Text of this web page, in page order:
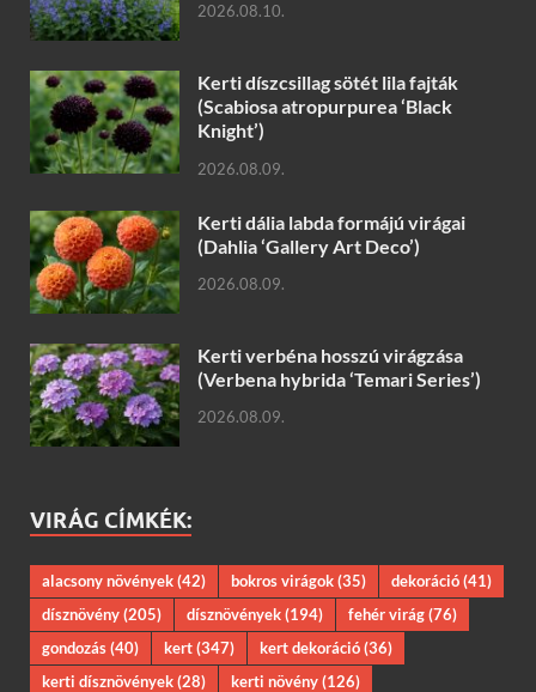
2026.08.10.
Kerti díszcsillag sötét lila fajták
(Scabiosa atropurpurea ‘Black
Knight’)
2026.08.09.
Kerti dália labda formájú virágai
(Dahlia ‘Gallery Art Deco’)
2026.08.09.
Kerti verbéna hosszú virágzása
(Verbena hybrida ‘Temari Series’)
2026.08.09.
VIRÁG CÍMKÉK:
alacsony növények(42) bokros virágok(35) dekoráció(41)
dísznövény(205) dísznövények(194) fehér virág(76)
gondozás(40) kert(347) kert dekoráció(36)
kerti dísznövények(28) kerti növény(126)